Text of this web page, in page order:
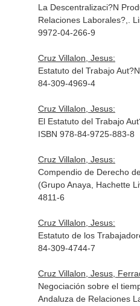
La Descentralizaci?N
Relaciones Laborales?,.
9972-04-266-9
Cruz Villalon, Jesus:
Estatuto del Trabajo
84-309-4969-4
Cruz Villalon, Jesus:
El Estatuto del Trabajo
ISBN 978-84-9725-883-8
Cruz Villalon, Jesus:
Compendio de Derecho
(Grupo Anaya, Hachette
4811-6
Cruz Villalon, Jesus:
Estatuto de los
84-309-4744-7
Cruz Villalon, Jesus,
Negociación sobre el
Andaluza de Relaciones